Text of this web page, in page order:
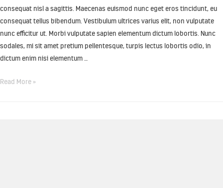
consequat nisl a sagittis. Maecenas euismod nunc eget eros tincidunt, eu
consequat tellus bibendum. Vestibulum ultrices varius elit, non vulputate
nunc efficitur ut. Morbi vulputate sapien elementum dictum lobortis. Nunc
sodales, mi sit amet pretium pellentesque, turpis lectus lobortis odio, in
dictum enim nisi elementum …
Read More »